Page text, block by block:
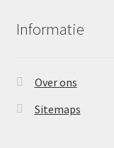
Informatie
Over ons
Sitemaps